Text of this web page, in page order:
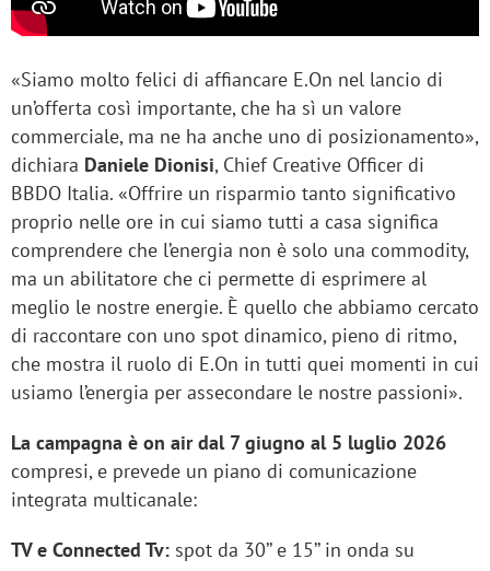
«Siamo molto felici di affiancare E.On nel lancio di
un’offerta così importante, che ha sì un valore
commerciale, ma ne ha anche uno di posizionamento»,
dichiara Daniele Dionisi, Chief Creative Officer di
BBDO Italia. «Offrire un risparmio tanto significativo
proprio nelle ore in cui siamo tutti a casa significa
comprendere che l’energia non è solo una commodity,
ma un abilitatore che ci permette di esprimere al
meglio le nostre energie. È quello che abbiamo cercato
di raccontare con uno spot dinamico, pieno di ritmo,
che mostra il ruolo di E.On in tutti quei momenti in cui
usiamo l’energia per assecondare le nostre passioni».
La campagna è on air dal 7 giugno al 5 luglio 2026
compresi, e prevede un piano di comunicazione
integrata multicanale:
TV e Connected Tv: spot da 30’’ e 15’’ in onda su